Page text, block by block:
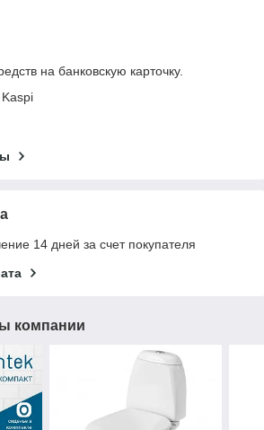
на банковскую карточку.
14 дней за счет покупателя
компании